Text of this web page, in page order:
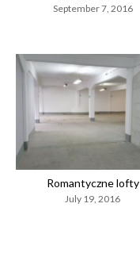
September 7, 2016
Romantyczne lofty
July 19, 2016